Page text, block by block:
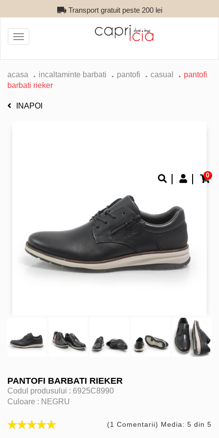
Transport gratuit peste 200 lei
0
Toggle
navigation
acasa incaltaminte barbati pantofi casual
pantofi
barbati rieker
INAPOI
PANTOFI BARBATI RIEKER
Codul produsului : 6925C8990
Culoare : NEGRU
(1 Comentarii) Media: 5 din 5